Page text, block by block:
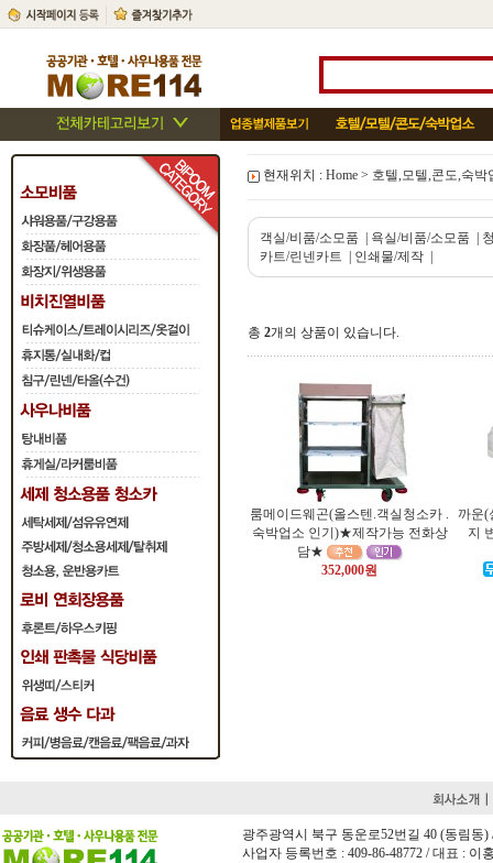
현재위치 : Home > 호텔,모텔,콘도,숙박
객실/비품/소모품 욕실/비품/소모품
카트/린넨카트
인쇄물/제작
총 2개의 상품이 있습니다.
룸메이드웨곤(올스텐.객실청소카 .
숙박업소 인기)★제작가능 전화상
담★
352,000원
까운(
지
광주광역시 북구 동운로52번길 40 (동림동)
사업자 등록번호 : 409-86-48772 / 대표 : 이